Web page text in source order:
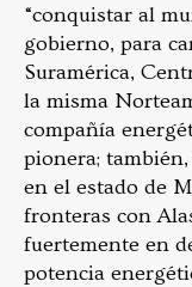
“conquistar al
gobierno, para
Suramérica,
la misma
compañía
pionera;
en el estado de
fronteras con
fuertemente en
potencia